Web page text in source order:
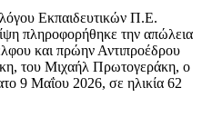
Εκπαιδευτικών Π.Ε.
πληροφορήθηκε την απώλεια
και πρώην Αντιπροέδρου
του Μιχαήλ Πρωτογεράκη, ο
9 Μαΐου 2026, σε ηλικία 62